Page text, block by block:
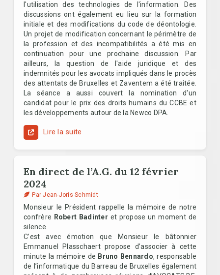
l'utilisation des technologies de l'information. Des
discussions ont également eu lieu sur la formation
initiale et des modifications du code de déontologie.
Un projet de modification concernant le périmètre de
la profession et des incompatibilités a été mis en
continuation pour une prochaine discussion. Par
ailleurs, la question de l'aide juridique et des
indemnités pour les avocats impliqués dans le procès
des attentats de Bruxelles et Zaventem a été traitée.
La séance a aussi couvert la nomination d'un
candidat pour le prix des droits humains du CCBE et
les développements autour de la Newco DPA.
Lire la suite
En direct de l’A.G. du 12 février
2024
Par Jean-Joris Schmidt
Monsieur le Président rappelle la mémoire de notre
confrère Robert Badinter et propose un moment de
silence.
C’est avec émotion que Monsieur le bâtonnier
Emmanuel Plasschaert propose d’associer à cette
minute la mémoire de Bruno Bennardo, responsable
de l’informatique du Barreau de Bruxelles également